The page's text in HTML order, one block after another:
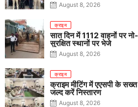
August 8, 2026
क्राइम
सात दिन में 1112 वाहनों पर
सुरक्षित स्थानों पर भेजे
August 8, 2026
क्राइम
क्राइम मीटिंग में एएसपी के सख्त
जल्द करें निस्तारण
August 8, 2026